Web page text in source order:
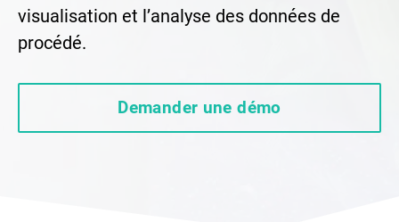
visualisation et l’analyse des données de
procédé.
Demander une démo